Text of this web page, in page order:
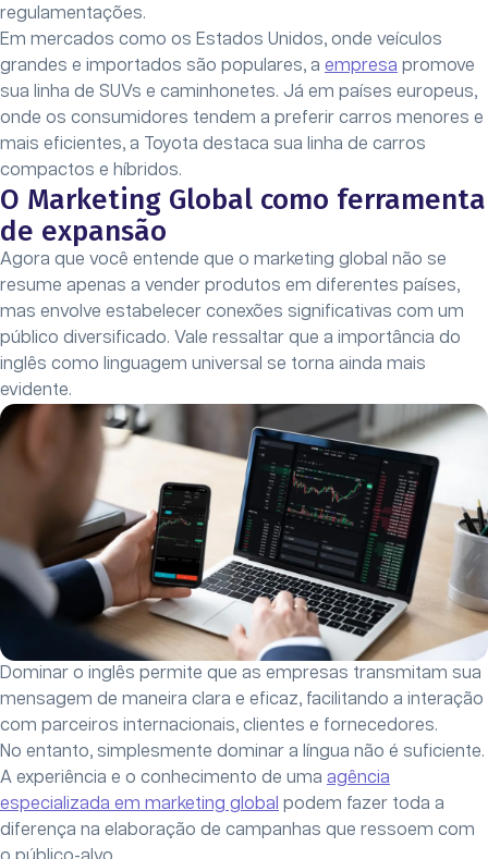
regulamentações.
Em mercados como os Estados Unidos, onde veículos
grandes e importados são populares, a empresa promove
sua linha de SUVs e caminhonetes. Já em países europeus,
onde os consumidores tendem a preferir carros menores e
mais eficientes, a Toyota destaca sua linha de carros
compactos e híbridos.
O Marketing Global como ferramenta
de expansão
Agora que você entende que o marketing global não se
resume apenas a vender produtos em diferentes países,
mas envolve estabelecer conexões significativas com um
público diversificado. Vale ressaltar que a importância do
inglês como linguagem universal se torna ainda mais
evidente.
Dominar o inglês permite que as empresas transmitam sua
mensagem de maneira clara e eficaz, facilitando a interação
com parceiros internacionais, clientes e fornecedores.
No entanto, simplesmente dominar a língua não é suficiente.
A experiência e o conhecimento de uma agência
especializada em marketing global podem fazer toda a
diferença na elaboração de campanhas que ressoem com